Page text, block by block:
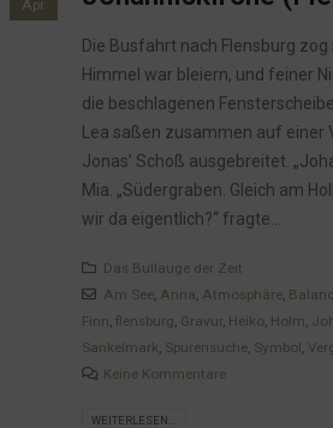
Apr.
Die Busfahrt nach Flensburg zog
Himmel war bleiern, und feiner
die beschlagenen
Lea saßen zusammen auf einer
Jonas’ Schoß ausgebreitet.
Mia. „Südergraben. Gleich am
wir da eigentlich?“ fragte...
Das Bullauge der Zeit
Am See, Anna, Atmosphäre,
Finn, flensburg, Gravur, Heiko, Holm,
Sankelmark, Spurensuche, Symbol,
Keine Kommentare
WEITERLESEN...